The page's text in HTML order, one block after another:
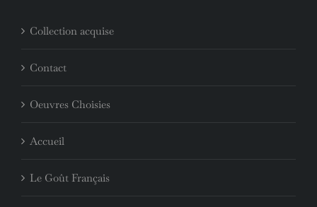
Collection acquise
Contact
Oeuvres Choisies
Accueil
Le Goût Français